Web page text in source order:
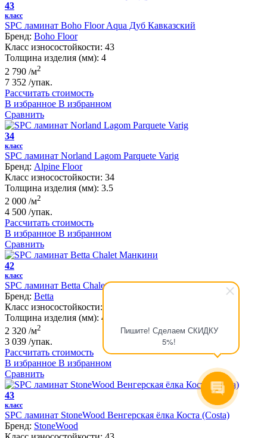
Пишите! Сделаем СКИДКУ
5%!
43
класс
SPC ламинат Boho Floor Aqua Дуб Кавказский
Бренд: Boho Floor
Класс износостойкости: 43
Толщина изделия (мм): 4
2 790 /м2
7 352 /упак.
Рассчитать стоимость
В избранное В избранном
Сравнить
34
класс
SPC ламинат Norland Lagom Parquete Varig
Бренд: Alpine Floor
Класс износостойкости: 34
Толщина изделия (мм): 3.5
2 000 /м2
4 500 /упак.
Рассчитать стоимость
В избранное В избранном
Сравнить
42
класс
SPC ламинат Betta Chalet Манкини
Бренд: Betta
Класс износостойкости:
Толщина изделия (мм): 4.5
2 320 /м2
3 039 /упак.
Рассчитать стоимость
В избранное В избранном
Сравнить
43
класс
SPC ламинат StoneWood Венгерская ёлка Коста (Costa)
Бренд: StoneWood